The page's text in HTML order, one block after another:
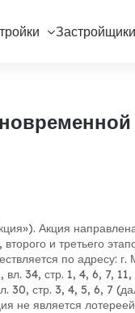
Застройщики
Акция
и третьего
по адресу:
34, стр. 1, 4, 6, 7,
30, стр. 3, 4, 5, 6, 7
не является